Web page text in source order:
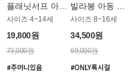
플래닛서프 아동 보드숏 UBB005MPS
사이즈 4~14세
19,800원
73,000원
사이즈 8~16세
34,500원
69,000원